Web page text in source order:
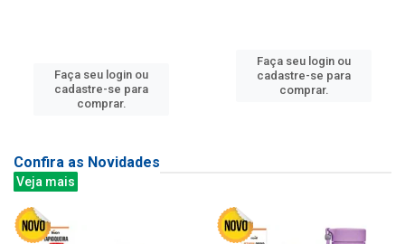
Faça seu login ou
cadastre-se para
comprar.
Faça seu login ou
cadastre-se para
comprar.
Confira as Novidades
Veja mais